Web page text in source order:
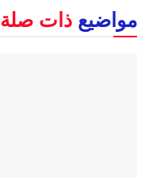
مواضيع ذات صلة